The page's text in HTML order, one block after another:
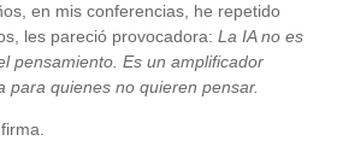
en mis conferencias, he repetido
les pareció provocadora:La IA no es
pensamiento. Es un amplificador
para quienes no quieren pensar.